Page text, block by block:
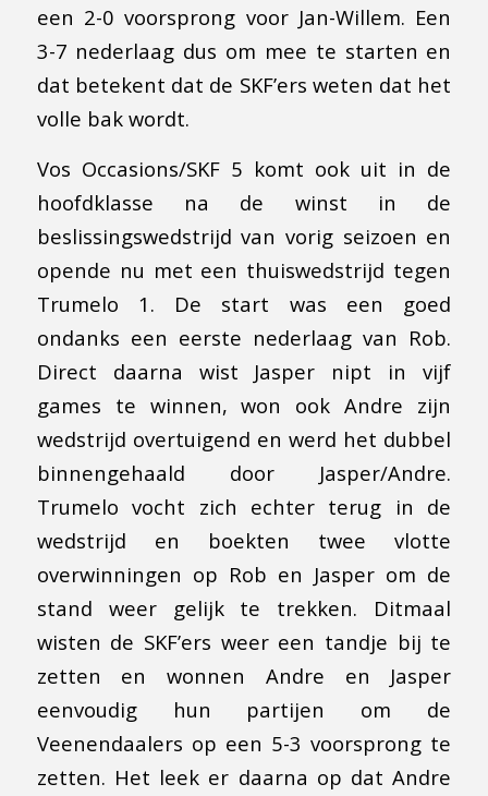
een 2-0 voorsprong voor Jan-Willem. Een
3-7 nederlaag dus om mee te starten en
dat betekent dat de SKF’ers weten dat het
volle bak wordt.
Vos Occasions/SKF 5 komt ook uit in de
hoofdklasse na de winst in de
beslissingswedstrijd van vorig seizoen en
opende nu met een thuiswedstrijd tegen
Trumelo 1. De start was een goed
ondanks een eerste nederlaag van Rob.
Direct daarna wist Jasper nipt in vijf
games te winnen, won ook Andre zijn
wedstrijd overtuigend en werd het dubbel
binnengehaald door Jasper/Andre.
Trumelo vocht zich echter terug in de
wedstrijd en boekten twee vlotte
overwinningen op Rob en Jasper om de
stand weer gelijk te trekken. Ditmaal
wisten de SKF’ers weer een tandje bij te
zetten en wonnen Andre en Jasper
eenvoudig hun partijen om de
Veenendaalers op een 5-3 voorsprong te
zetten. Het leek er daarna op dat Andre